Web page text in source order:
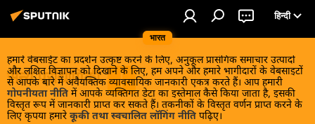
भारत
हिन्दी
हमारे वेबसाईट का प्रदर्शन उत्कृष्ट करने के लिए, अनुकूल प्रासंगिक समाचार उत्पादों
और लक्षित विज्ञापन को दिखाने के लिए, हम अपने और हमारे भागीदारों के वेबसाइटों
से आपके बारे में अवैयक्तिक व्यावसायिक जानकारी एकत्र करते हैं। आप हमारी
गोपनीयता नीति में आपके व्यक्तिगत डेटा का इस्तेमाल कैसे किया जाता है, इसकी
विस्तृत रूप में जानकारी प्राप्त कर सकते हैं। तकनीकों के विस्तृत वर्णन प्राप्त करने के
लिए कृपया हमारे कूकी तथा स्वचालित लॉगिंग नीति पढ़िए।
सैन्य प्रौद्योगिकी